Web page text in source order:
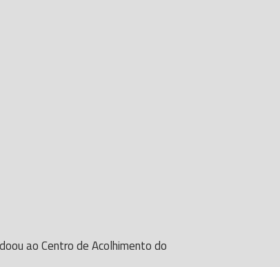
ao Centro de Acolhimento do